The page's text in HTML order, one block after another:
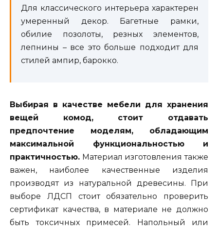
Для классического интерьера характерен
умеренный декор. Багетные рамки,
обилие позолоты, резных элементов,
лепнины – все это больше подходит для
стилей ампир, барокко.
Выбирая в качестве мебели для хранения
вещей комод, стоит отдавать
предпочтение моделям, обладающим
максимальной функциональностью и
практичностью. Материал изготовления также
важен, наиболее качественные изделия
производят из натуральной древесины. При
выборе ЛДСП стоит обязательно проверить
сертификат качества, в материале не должно
быть токсичных примесей. Напольный или